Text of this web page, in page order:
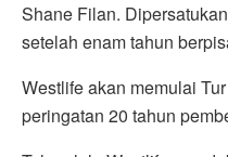
Shane Filan.
setelah enam tahun
Westlife akan memulai
peringatan 20 tahun